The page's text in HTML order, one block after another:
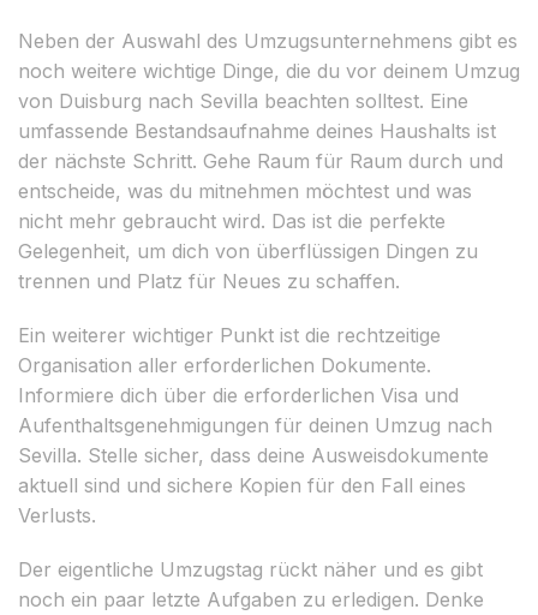
Neben der Auswahl des Umzugsunternehmens gibt es
noch weitere wichtige Dinge, die du vor deinem Umzug
von Duisburg nach Sevilla beachten solltest. Eine
umfassende Bestandsaufnahme deines Haushalts ist
der nächste Schritt. Gehe Raum für Raum durch und
entscheide, was du mitnehmen möchtest und was
nicht mehr gebraucht wird. Das ist die perfekte
Gelegenheit, um dich von überflüssigen Dingen zu
trennen und Platz für Neues zu schaffen.
Ein weiterer wichtiger Punkt ist die rechtzeitige
Organisation aller erforderlichen Dokumente.
Informiere dich über die erforderlichen Visa und
Aufenthaltsgenehmigungen für deinen Umzug nach
Sevilla. Stelle sicher, dass deine Ausweisdokumente
aktuell sind und sichere Kopien für den Fall eines
Verlusts.
Der eigentliche Umzugstag rückt näher und es gibt
noch ein paar letzte Aufgaben zu erledigen. Denke